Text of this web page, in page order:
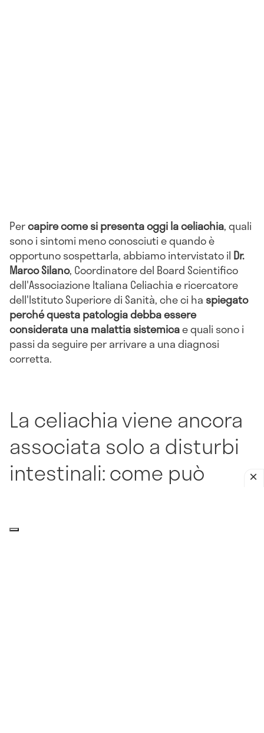
Percapire come si presenta oggi la celiachia, quali
sono i sintomi meno conosciuti e quando è
opportuno sospettarla, abbiamo intervistato il Dr.
Marco Silano, Coordinatore del Board Scientifico
dell'Associazione Italiana Celiachia e ricercatore
dell'Istituto Superiore di Sanità, che ci ha spiegato
perché questa patologia debba essere
considerata una malattia sistemicae quali sono i
passi da seguire per arrivare a una diagnosi
corretta.
La celiachia viene ancora
associata solo a disturbi
intestinali: come può
quando i sintomi non